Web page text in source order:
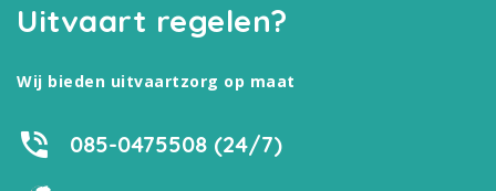
Uitvaart regelen?
Wij bieden uitvaartzorg op maat
085-0475508 (24/7)